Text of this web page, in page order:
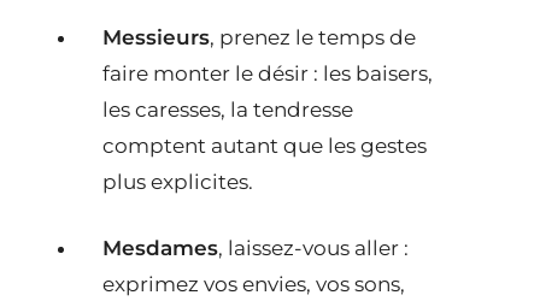
Messieurs, prenez le temps de
faire monter le désir : les baisers,
les caresses, la tendresse
comptent autant que les gestes
plus explicites.
Mesdames, laissez-vous aller :
exprimez vos envies, vos sons,